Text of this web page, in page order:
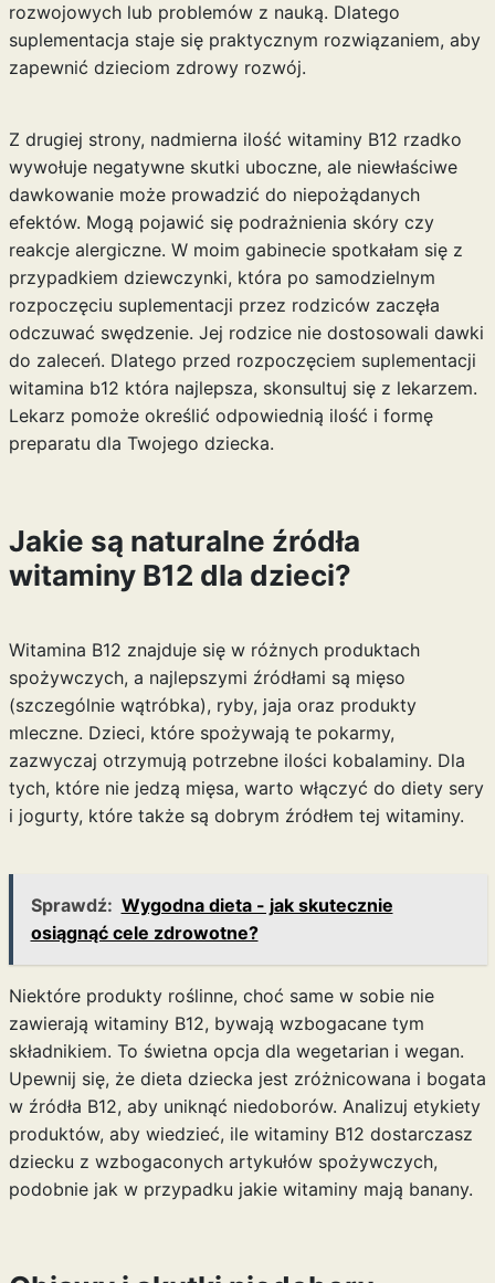
rozwojowych lub problemów z nauką. Dlatego
suplementacja staje się praktycznym rozwiązaniem, aby
zapewnić dzieciom zdrowy rozwój.
Z drugiej strony, nadmierna ilość witaminy B12 rzadko
wywołuje negatywne skutki uboczne, ale niewłaściwe
dawkowanie może prowadzić do niepożądanych
efektów. Mogą pojawić się podrażnienia skóry czy
reakcje alergiczne. W moim gabinecie spotkałam się z
przypadkiem dziewczynki, która po samodzielnym
rozpoczęciu suplementacji przez rodziców zaczęła
odczuwać swędzenie. Jej rodzice nie dostosowali dawki
do zaleceń. Dlatego przed rozpoczęciem suplementacji
witamina b12 która najlepsza, skonsultuj się z lekarzem.
Lekarz pomoże określić odpowiednią ilość i formę
preparatu dla Twojego dziecka.
Jakie są naturalne źródła
witaminy B12 dla dzieci?
Witamina B12 znajduje się w różnych produktach
spożywczych, a najlepszymi źródłami są mięso
(szczególnie wątróbka), ryby, jaja oraz produkty
mleczne. Dzieci, które spożywają te pokarmy,
zazwyczaj otrzymują potrzebne ilości kobalaminy. Dla
tych, które nie jedzą mięsa, warto włączyć do diety sery
i jogurty, które także są dobrym źródłem tej witaminy.
Sprawdź: Wygodna dieta - jak skutecznie
osiągnąć cele zdrowotne?
Niektóre produkty roślinne, choć same w sobie nie
zawierają witaminy B12, bywają wzbogacane tym
składnikiem. To świetna opcja dla wegetarian i wegan.
Upewnij się, że dieta dziecka jest zróżnicowana i bogata
w źródła B12, aby uniknąć niedoborów. Analizuj etykiety
produktów, aby wiedzieć, ile witaminy B12 dostarczasz
dziecku z wzbogaconych artykułów spożywczych,
podobnie jak w przypadku jakie witaminy mają banany.